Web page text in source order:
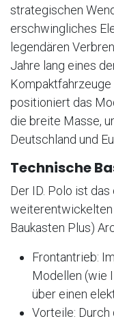
strategischen
erschwingliches
legendären
Jahre lang eines
Kompaktfahrzeuge
positioniert das
die breite Masse,
Deutschland und
Technische
Der ID. Polo ist
weiterentwickelten
Baukasten Plus)
Frontantrieb:
Modellen (wie
über einen
Vorteile: